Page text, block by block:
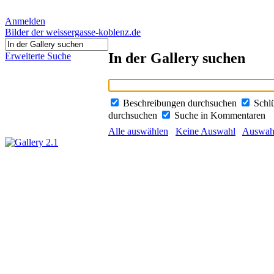
Anmelden
Bilder der weissergasse-koblenz.de
Erweiterte Suche In der Gallery suchen
Beschreibungen durchsuchen
durchsuchen
Suche in Kommentaren
Alle auswählen
Keine Auswahl